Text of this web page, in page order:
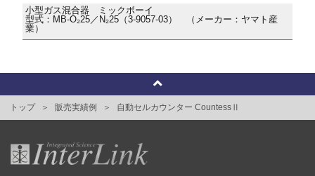
小型ガス混合器 ミックボーイ
型式：MB-O₂25／N₂25（3-9057-03） （メーカー：ヤマト産
業）
トップ 販売実績例 自動セルカウンター CountessⅡ